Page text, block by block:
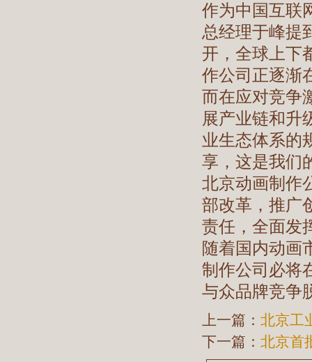
作为中国互联
总经理于峰提
开，全球上下
作公司正逐渐
而在应对竞争
展产业链和升
业生态体系的
享，这是我们
北京动画制作
部改革，推广
责任，全面发
随着国内动画
制作公司必将
与众品牌竞争
上一篇： 北京工
下一篇： 北京首